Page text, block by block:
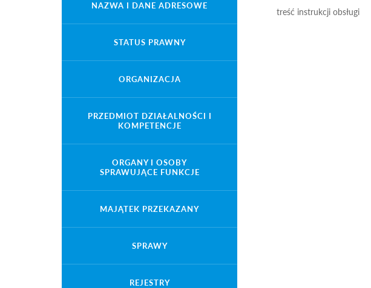
treść instrukcji obsługi
NAZWA I DANE ADRESOWE
STATUS PRAWNY
ORGANIZACJA
PRZEDMIOT DZIAŁALNOŚCI I
KOMPETENCJE
ORGANY I OSOBY
SPRAWUJĄCE FUNKCJE
MAJĄTEK PRZEKAZANY
SPRAWY
REJESTRY